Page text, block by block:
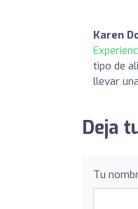
Karen
tipo de
llevar
Deja
Tu